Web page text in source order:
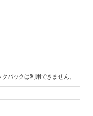
クバックは利用できません。